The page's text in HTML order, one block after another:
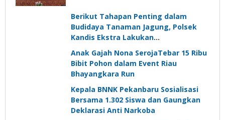
Berikut Tahapan Penting dalam
Budidaya Tanaman Jagung, Polsek
Kandis Ekstra Lakukan
Anak Gajah Nona SerojaTebar 15 Ribu
Bibit Pohon dalam Event Riau
Bhayangkara Run
Kepala BNNK Pekanbaru Sosialisasi
Bersama 1.302 Siswa dan Gaungkan
Deklarasi Anti Narkoba